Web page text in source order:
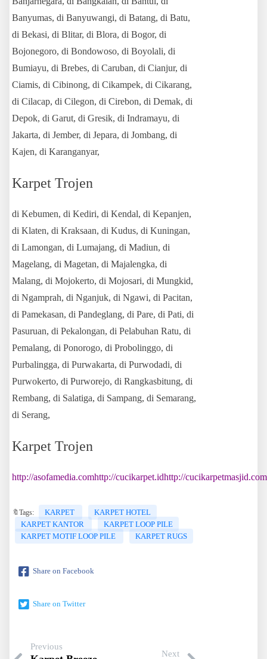
Banyumas, di Banyuwangi, di Batang, di Batu,
di Bekasi, di Blitar, di Blora, di Bogor, di
Bojonegoro, di Bondowoso, di Boyolali, di
Bumiayu, di Brebes, di Caruban, di Cianjur, di
Ciamis, di Cibinong, di Cikampek, di Cikarang,
di Cilacap, di Cilegon, di Cirebon, di Demak, di
Depok, di Garut, di Gresik, di Indramayu, di
Jakarta, di Jember, di Jepara, di Jombang, di
Kajen, di Karanganyar,
Karpet Trojen
di Kebumen, di Kediri, di Kendal, di Kepanjen,
di Klaten, di Kraksaan, di Kudus, di Kuningan,
di Lamongan, di Lumajang, di Madiun, di
Magelang, di Magetan, di Majalengka, di
Malang, di Mojokerto, di Mojosari, di Mungkid,
di Ngamprah, di Nganjuk, di Ngawi, di Pacitan,
di Pamekasan, di Pandeglang, di Pare, di Pati, di
Pasuruan, di Pekalongan, di Pelabuhan Ratu, di
Pemalang, di Ponorogo, di Probolinggo, di
Purbalingga, di Purwakarta, di Purwodadi, di
Purwokerto, di Purworejo, di Rangkasbitung, di
Rembang, di Salatiga, di Sampang, di Semarang,
di Serang,
Karpet Trojen
http://asofamedia.comhttp://cucikarpet.idhttp://cucikarpetmasjid.com
🔖Tags: KARPET
KARPET HOTEL
KARPET KANTOR
KARPET LOOP PILE
KARPET MOTIF LOOP PILE
KARPET RUGS
Share on Facebook
Share on Twitter
Previous
Next